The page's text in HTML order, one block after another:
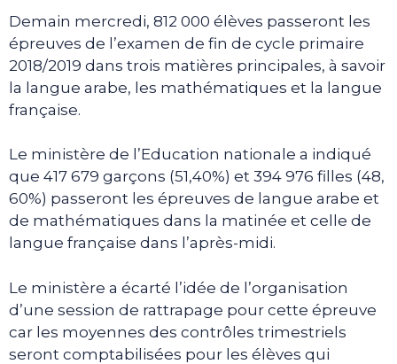
Demain mercredi, 812 000 élèves passeront les
épreuves de l’examen de fin de cycle primaire
2018/2019 dans trois matières principales, à savoir
la langue arabe, les mathématiques et la langue
française.
Le ministère de l’Education nationale a indiqué
que 417 679 garçons (51,40%) et 394 976 filles (48,
60%) passeront les épreuves de langue arabe et
de mathématiques dans la matinée et celle de
langue française dans l’après-midi.
Le ministère a écarté l’idée de l’organisation
d’une session de rattrapage pour cette épreuve
car les moyennes des contrôles trimestriels
seront comptabilisées pour les élèves qui